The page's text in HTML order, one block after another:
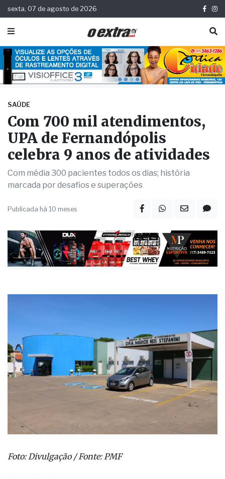
sexta, 07 de agosto de 2026
SAÚDE
Com 700 mil atendimentos,
UPA de Fernandópolis
celebra 9 anos de atividades
Com média 300 pacientes todos os dias; história
marcada por desafios e superações
Publicada há 10 meses
Foto: Divulgação / Fonte: PMF